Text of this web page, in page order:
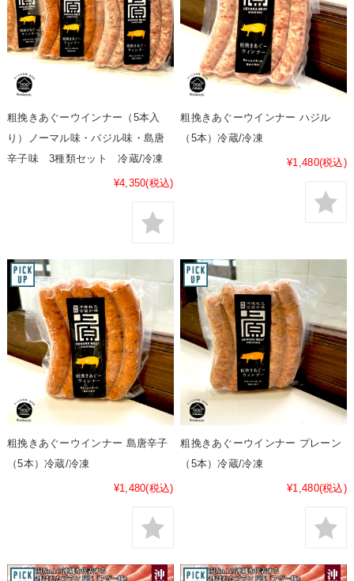
粗挽きあぐーウインナー（5本入
り）ノーマル味・バジル味・島唐
辛子味 3種類セット 冷蔵/冷凍
¥4,350(税込)
粗挽きあぐーウインナー ハジル
（5本）冷蔵/冷凍
¥1,480(税込)
粗挽きあぐーウインナー 島唐辛子
（5本）冷蔵/冷凍
¥1,480(税込)
粗挽きあぐーウインナー プレーン
（5本）冷蔵/冷凍
¥1,480(税込)